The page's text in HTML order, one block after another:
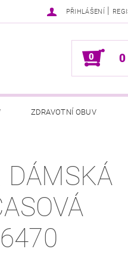
PŘIHLÁŠENÍ |
0 0
ZDRAVOTNÍ OBUV
DÁMSKÁ